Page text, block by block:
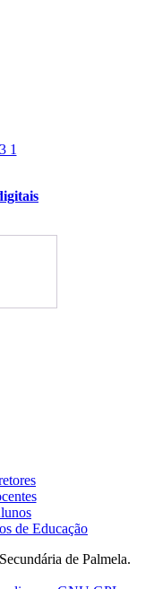
de Educação
de Palmela.